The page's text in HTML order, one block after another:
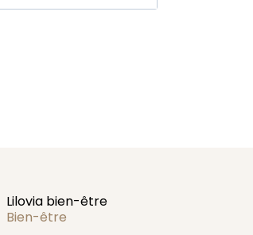
Lilovia bien-être
Bien-être